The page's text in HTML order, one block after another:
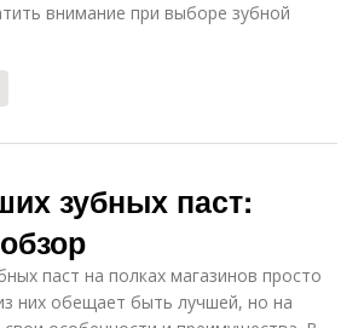
внимание при выборе зубной
зубных паст:
паст на полках магазинов просто
них обещает быть лучшей, но на